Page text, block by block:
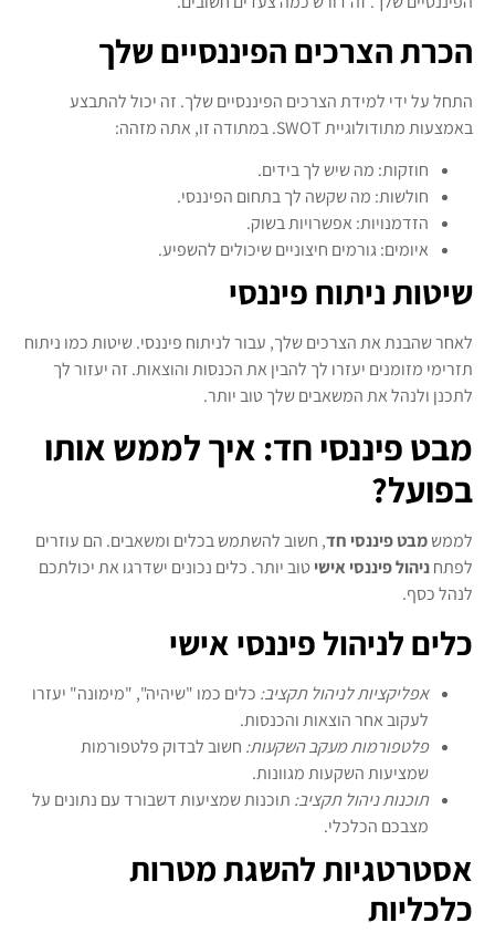
הכרת הצרכים הפיננסיים שלך
התחל על ידי למידת הצרכים הפיננסיים שלך. זה יכול להתבצע
באמצעות מתודולוגיית SWOT. במתודה זו, אתה מזהה:
חוזקות: מה שיש לך בידים.
חולשות: מה שקשה לך בתחום הפיננסי.
הזדמנויות: אפשרויות בשוק.
איומים: גורמים חיצוניים שיכולים להשפיע.
שיטות ניתוח פיננסי
לאחר שהבנת את הצרכים שלך, עבור לניתוח פיננסי. שיטות כמו ניתוח
תזרימי מזומנים יעזרו לך להבין את הכנסות והוצאות. זה יעזור לך
לתכנן ולנהל את המשאבים שלך טוב יותר.
מבט פיננסי חד: איך לממש אותו
בפועל?
לממשמבט פיננסי חד, חשוב להשתמש בכלים ומשאבים. הם עוזרים
לפתחניהול פיננסי אישיטוב יותר. כלים נכונים ישדרגו את יכולתכם
לנהל כסף.
כלים לניהול פיננסי אישי
אפליקציות לניהול תקציב: כלים כמו "שיהיה", "מימונה" יעזרו
לעקוב אחר הוצאות והכנסות.
פלטפורמות מעקב השקעות: חשוב לבדוק פלטפורמות
שמציעות השקעות מגוונות.
תוכנות ניהול תקציב: תוכנות שמציעות דשבורד עם נתונים על
מצבכם הכלכלי.
אסטרטגיות להשגת מטרות
כלכליות